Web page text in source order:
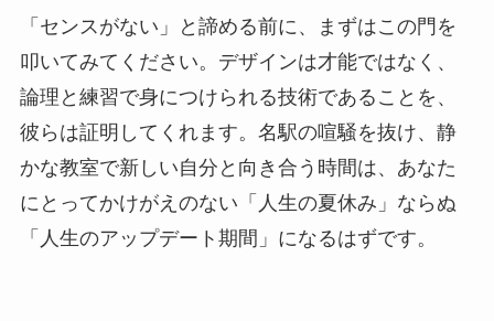
「センスがない」と諦める前に、まずはこの門を
叩いてみてください。デザインは才能ではなく、
論理と練習で身につけられる技術であることを、
彼らは証明してくれます。名駅の喧騒を抜け、静
かな教室で新しい自分と向き合う時間は、あなた
にとってかけがえのない「人生の夏休み」ならぬ
「人生のアップデート期間」になるはずです。